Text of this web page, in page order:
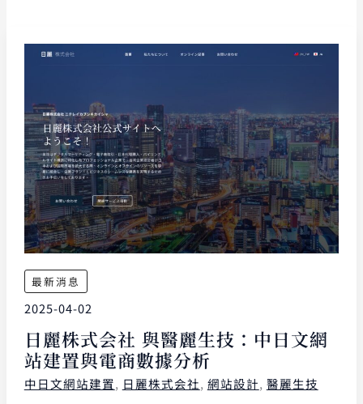
最新消息
2025-04-02
日麗株式会社 與醫麗生技：中日文網
站建置與電商數據分析
中日文網站建置, 日麗株式会社, 網站設計, 醫麗生技